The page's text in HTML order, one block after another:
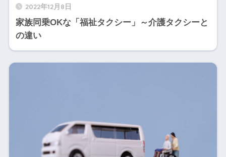
2022年12月8日
家族同乗OKな「福祉タクシー」～介護タクシーと
の違い